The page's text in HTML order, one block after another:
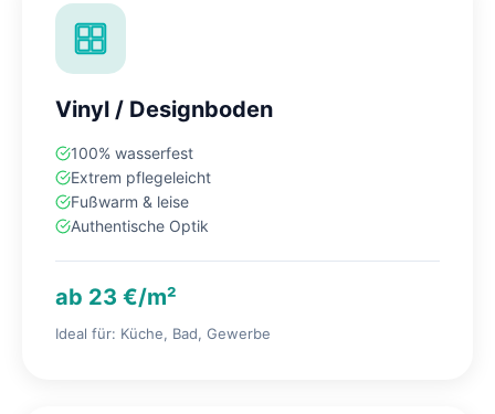
Vinyl / Designboden
100% wasserfest
Extrem pflegeleicht
Fußwarm & leise
Authentische Optik
ab 23 €/m²
Ideal für: Küche, Bad, Gewerbe